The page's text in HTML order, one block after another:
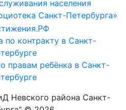
Невского района Санкт-